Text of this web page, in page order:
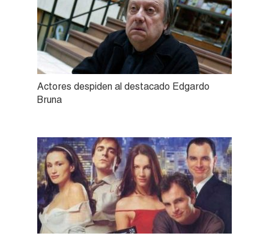
Actores despiden al destacado Edgardo
Bruna